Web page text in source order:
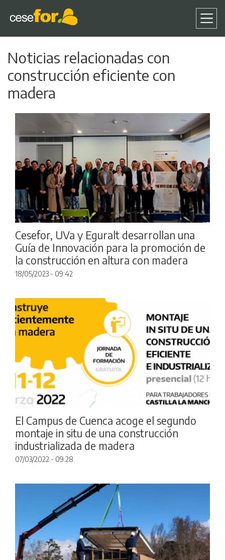
al
contenido
principal
Noticias relacionadas con
construcción eficiente con
madera
Cesefor, UVa y Eguralt desarrollan una
Guía de Innovación para la promoción de
la construcción en altura con madera
18/05/2023 - 09:42
El Campus de Cuenca acoge el segundo
montaje in situ de una construcción
industrializada de madera
07/03/2022 - 09:28